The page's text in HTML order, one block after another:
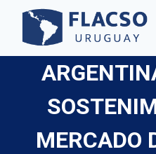
Saltar
contenido
MERCADO